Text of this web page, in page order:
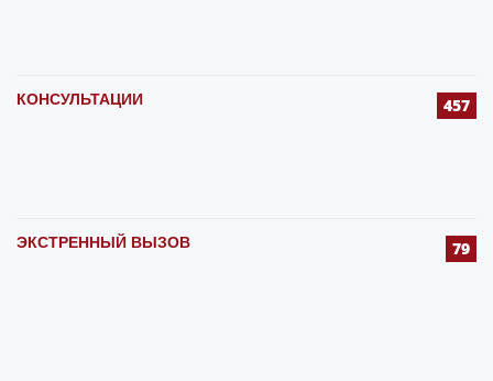
КОНСУЛЬТАЦИИ 457
ЭКСТРЕННЫЙ ВЫЗОВ 79